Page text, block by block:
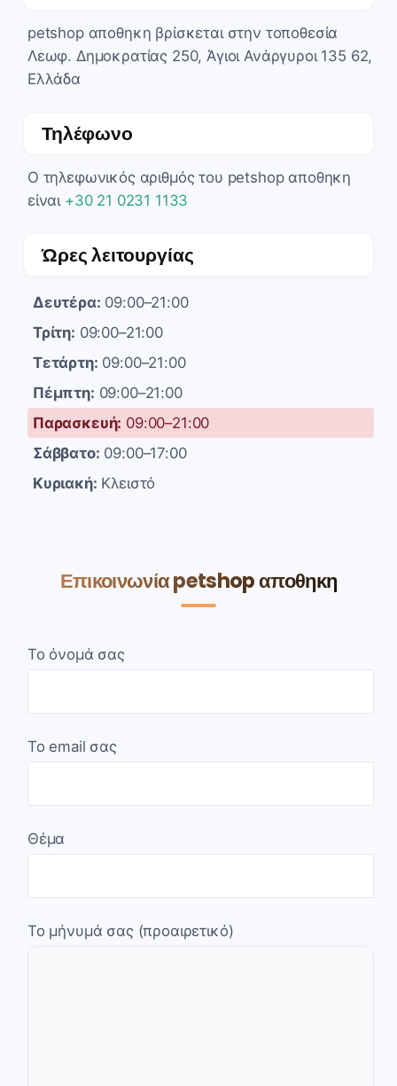
petshop αποθηκη βρίσκεται στην τοποθεσία
Λεωφ. Δημοκρατίας 250, Άγιοι Ανάργυροι 135 62,
Ελλάδα
Τηλέφωνο
Ο τηλεφωνικός αριθμός του petshop αποθηκη
είναι +30 21 0231 1133
Ώρες λειτουργίας
Δευτέρα: 09:00–21:00
Τρίτη: 09:00–21:00
Τετάρτη: 09:00–21:00
Πέμπτη: 09:00–21:00
Παρασκευή: 09:00–21:00
Σάββατο: 09:00–17:00
Κυριακή: Κλειστό
Επικοινωνία petshop αποθηκη
Το όνομά σας
Το email σας
Θέμα
Το μήνυμά σας (προαιρετικό)